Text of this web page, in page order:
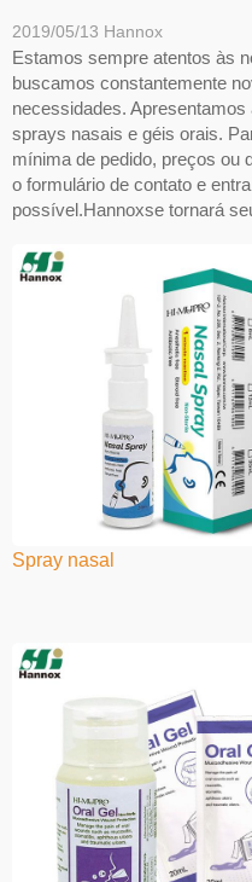
2019/05/13 Hannox
Estamos sempre atentos às
buscamos constantemente
necessidades.
sprays nasais e géis orais.
mínima de pedido, preços ou
o formulário de contato e
possível.Hannoxse tornará
Spray nasal